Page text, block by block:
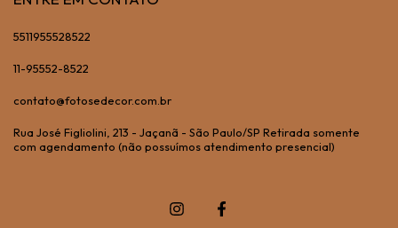
5511955528522
11-95552-8522
contato@fotosedecor.com.br
Rua José Figliolini, 213 - Jaçanã - São Paulo/SP Retirada somente
com agendamento (não possuímos atendimento presencial)